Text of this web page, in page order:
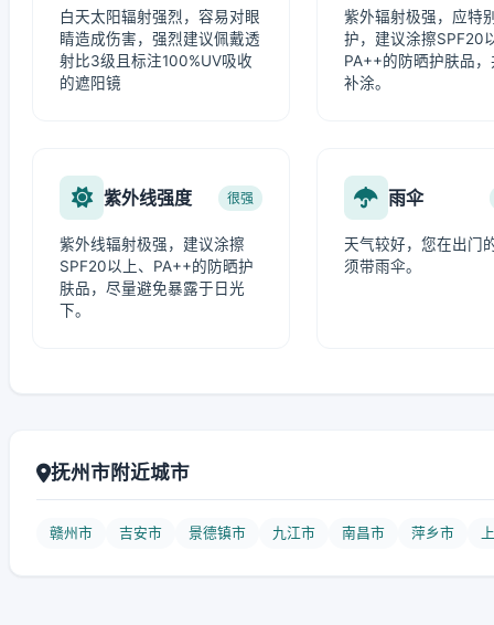
白天太阳辐射强烈，容易对眼
睛造成伤害，强烈建议佩戴透
射比3级且标注100%UV吸收
的遮阳镜
紫外辐射极强，应特
护，建议涂擦SPF20
PA++的防晒护肤品
补涂。
紫外线强度 很强
紫外线辐射极强，建议涂擦
SPF20以上、PA++的防晒护
肤品，尽量避免暴露于日光
下。
雨伞
天气较好，您在出门
须带雨伞。
抚州市附近城市
赣州市 吉安市 景德镇市 九江市 南昌市 萍乡市